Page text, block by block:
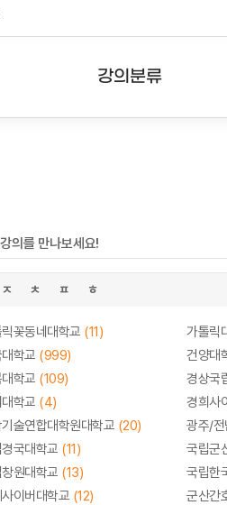
강의분류
의를 만나보세요!
ㅈ ㅊ ㅍ ㅎ
꽃동네대학교 (11) 가톨릭
학교 (999) 건양대
학교 (109) 경상국
학교 (4) 경희사
술연합대학원대학교 (20) 광주/전
국대학교 (11) 국립군
원대학교 (13) 국립한
이버대학교 (12) 군산간